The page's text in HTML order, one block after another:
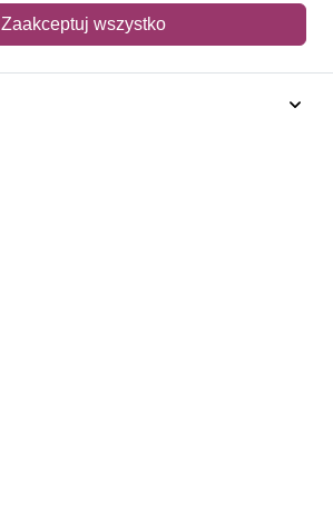
Zaakceptuj wszystko